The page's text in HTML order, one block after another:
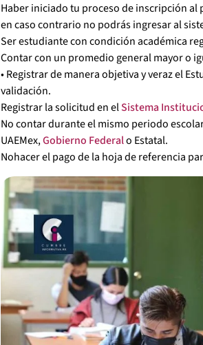
Haber iniciado tu proceso de inscripción
en caso contrario no podrás ingresar al
Ser estudiante con condición académica
Contar con un promedio general mayor o
• Registrar de manera objetiva y veraz el
validación.
Registrar la solicitud en elSistema
No contar durante el mismo periodo
UAEMex,Gobierno Federalo Estatal.
Nohacer el pago de la hoja de referencia